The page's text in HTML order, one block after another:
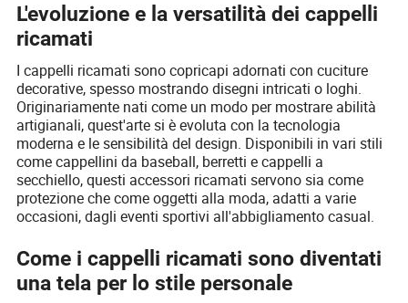
L'evoluzione e la versatilità dei cappelli
ricamati
I cappelli ricamati sono copricapi adornati con cuciture
decorative, spesso mostrando disegni intricati o loghi.
Originariamente nati come un modo per mostrare abilità
artigianali, quest'arte si è evoluta con la tecnologia
moderna e le sensibilità del design. Disponibili in vari stili
come cappellini da baseball, berretti e cappelli a
secchiello, questi accessori ricamati servono sia come
protezione che come oggetti alla moda, adatti a varie
occasioni, dagli eventi sportivi all'abbigliamento casual.
Come i cappelli ricamati sono diventati
una tela per lo stile personale